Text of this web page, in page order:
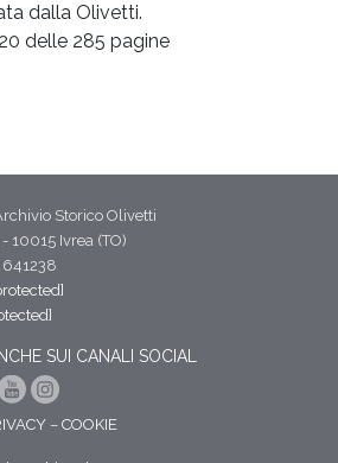
dalla Olivetti.
delle 285 pagine
Storico Olivetti
10015 Ivrea (TO)
641238
SUI CANALI SOCIAL
– COOKIE